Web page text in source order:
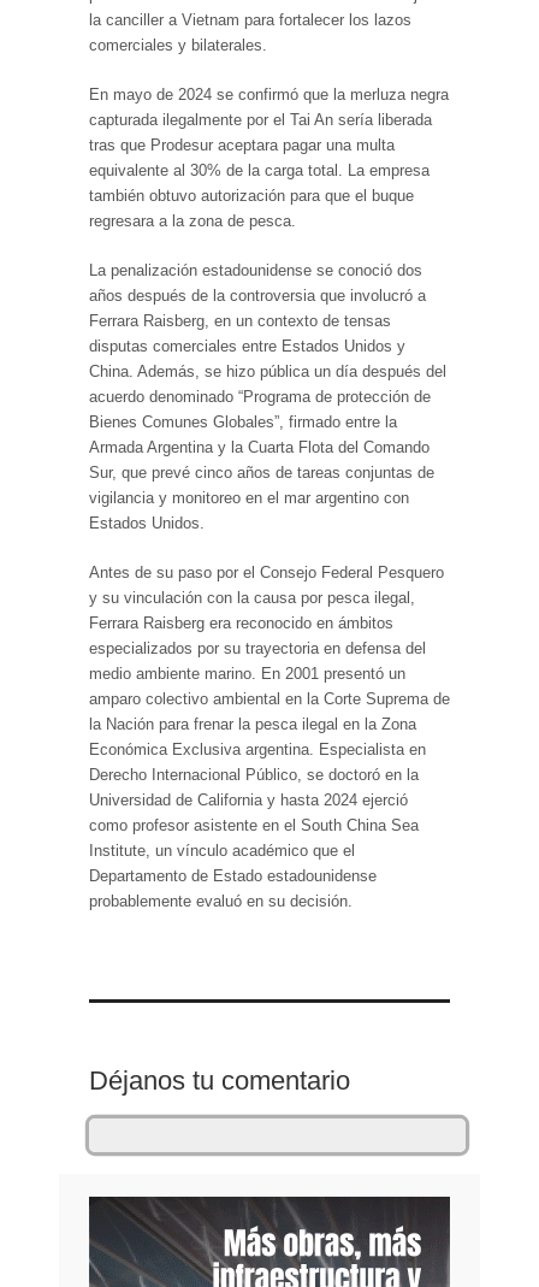
la canciller a Vietnam para fortalecer los lazos
comerciales y bilaterales.
En mayo de 2024 se confirmó que la merluza negra
capturada ilegalmente por el Tai An sería liberada
tras que Prodesur aceptara pagar una multa
equivalente al 30% de la carga total. La empresa
también obtuvo autorización para que el buque
regresara a la zona de pesca.
La penalización estadounidense se conoció dos
años después de la controversia que involucró a
Ferrara Raisberg, en un contexto de tensas
disputas comerciales entre Estados Unidos y
China. Además, se hizo pública un día después del
acuerdo denominado “Programa de protección de
Bienes Comunes Globales”, firmado entre la
Armada Argentina y la Cuarta Flota del Comando
Sur, que prevé cinco años de tareas conjuntas de
vigilancia y monitoreo en el mar argentino con
Estados Unidos.
Antes de su paso por el Consejo Federal Pesquero
y su vinculación con la causa por pesca ilegal,
Ferrara Raisberg era reconocido en ámbitos
especializados por su trayectoria en defensa del
medio ambiente marino. En 2001 presentó un
amparo colectivo ambiental en la Corte Suprema de
la Nación para frenar la pesca ilegal en la Zona
Económica Exclusiva argentina. Especialista en
Derecho Internacional Público, se doctoró en la
Universidad de California y hasta 2024 ejerció
como profesor asistente en el South China Sea
Institute, un vínculo académico que el
Departamento de Estado estadounidense
probablemente evaluó en su decisión.
Déjanos tu comentario